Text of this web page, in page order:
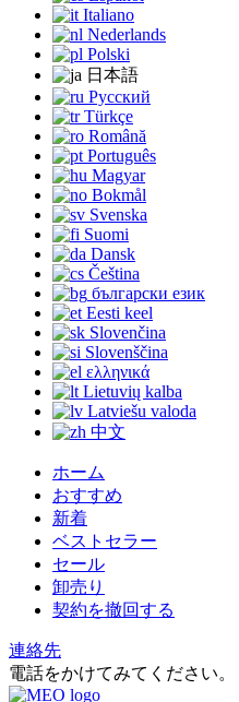
Italiano
Nederlands
Polski
日本語
Русский
Türkçe
Română
Português
Magyar
Bokmål
Svenska
Suomi
Dansk
Čeština
български език
Eesti keel
Slovenčina
Slovenščina
ελληνικά
Lietuvių kalba
Latviešu valoda
中文
ホーム
おすすめ
新着
ベストセラー
セール
卸売り
契約を撤回する
連絡先
電話をかけてみてください。